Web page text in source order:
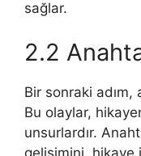
sağlar.
2.2
Bir sonraki adım,
Bu olaylar,
unsurlardır.
gelişimini, hikaye